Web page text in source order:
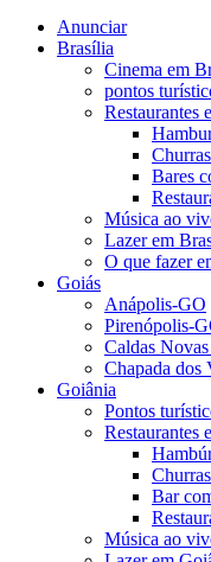
Anunciar
Brasília
Cinema em
pontos
Restaurantes
Bares
Música ao
Lazer em
O que fazer
Goiás
Anápolis-GO
Pirenópolis-
Caldas
Chapada dos
Goiânia
Pontos
Restaurantes
Bar
Música ao